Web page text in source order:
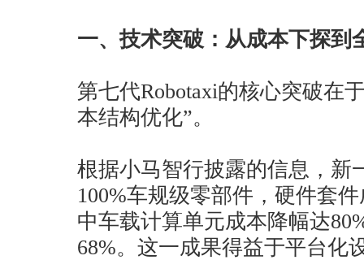
一、技术突破：从成本下探到
第七代Robotaxi的核心突破在
本结构优化”。
根据小马智行披露的信息，新
100%车规级零部件，硬件套
中车载计算单元成本降幅达
68%。这一成果得益于平台